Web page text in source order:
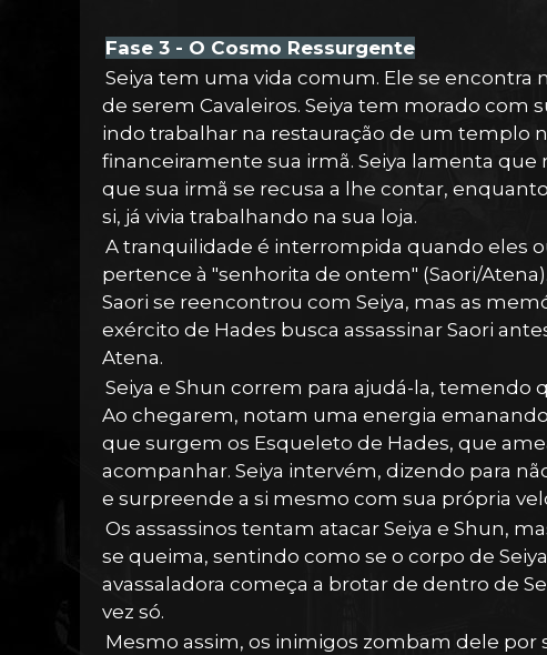
Fase 3 - O Cosmo Ressurgente
Seiya tem uma vida comum. Ele se encontra
de serem Cavaleiros. Seiya tem morado com
indo trabalhar na restauração de um templo
financeiramente sua irmã. Seiya lamenta que
que sua irmã se recusa a lhe contar,
si, já vivia trabalhando na sua loja.
A tranquilidade é interrompida quando eles
pertence à "senhorita de ontem" (Saori/
Saori se reencontrou com Seiya, mas as
exército de Hades busca assassinar Saori
Atena.
Seiya e Shun correm para ajudá-la,
Ao chegarem, notam uma energia
que surgem os Esqueleto de Hades, que
acompanhar. Seiya intervém, dizendo para
e surpreende a si mesmo com sua própria
Os assassinos tentam atacar Seiya e Shun,
se queima, sentindo como se o corpo de
avassaladora começa a brotar de dentro de
vez só.
Mesmo assim, os inimigos zombam dele